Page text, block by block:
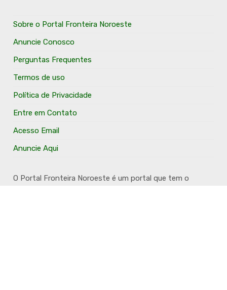
Sobre o Portal Fronteira Noroeste
Anuncie Conosco
Perguntas Frequentes
Termos de uso
Política de Privacidade
Entre em Contato
Acesso Email
Anuncie Aqui
O Portal Fronteira Noroeste é um portal que tem o